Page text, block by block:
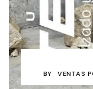
BY
VENTAS